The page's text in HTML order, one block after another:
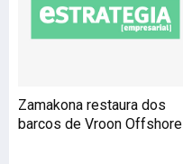
Zamakona restaura dos
barcos de Vroon Offshore